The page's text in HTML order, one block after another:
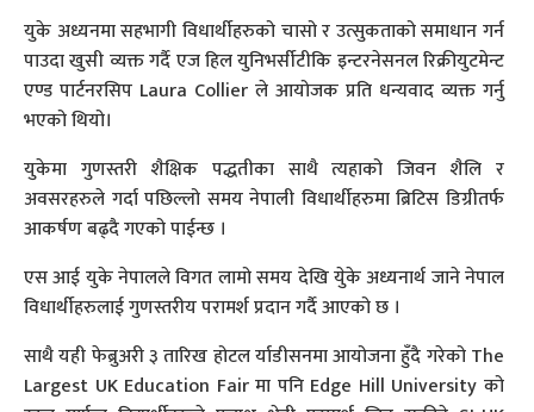
युके अध्यनमा सहभागी विधार्थीहरुको चासो र उत्सुकताको समाधान गर्न
पाउदा खुसी व्यक्त गर्दै एज हिल युनिभर्सीटीकि इन्टरनेसनल रिक्रीयुटमेन्ट
एण्ड पार्टनरसिप Laura Collier ले आयोजक प्रति धन्यवाद व्यक्त गर्नु
भएको थियो।
युकेमा गुणस्तरी शैक्षिक पद्धतीका साथै त्यहाको जिवन शैलि र
अवसरहरुले गर्दा पछिल्लो समय नेपाली विधार्थीहरुमा ब्रिटिस डिग्रीतर्फ
आकर्षण बढ्दै गएको पाईन्छ ।
एस आई युके नेपालले विगत लामो समय देखि युेके अध्यनार्थ जाने नेपाल
विधार्थीहरुलाई गुणस्तरीय परामर्श प्रदान गर्दै आएको छ ।
साथै यही फेब्रुअरी ३ तारिख होटल र्याडीसनमा आयोजना हुँदै गरेको The
Largest UK Education Fair मा पनि Edge Hill University को